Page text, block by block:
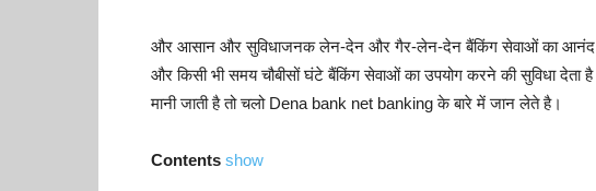
और आसान और सुविधाजनक लेन-देन और गैर-लेन-देन बैंकिंग सेवाओं का आनंद
और किसी भी समय चौबीसों घंटे बैंकिंग सेवाओं का उपयोग करने की सुविधा
मानी जाती है तो चलो Dena bank net banking के बारे में जान लेते है।
Contents show